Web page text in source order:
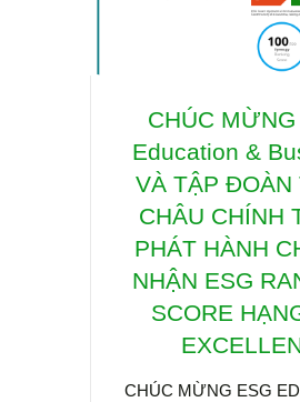
CHÚC MỪNG
Education &
VÀ TẬP ĐOÀN
CHÂU CHÍNH
PHÁT HÀNH
NHẬN ESG
SCORE
CHÚC MỪNG ESG